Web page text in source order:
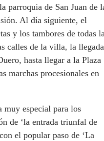
parroquia de San Juan de
Al día siguiente, el
y los tambores de todas
calles de la villa, la llegada
hasta llegar a la Plaza
marchas procesionales en
muy especial para los
de ‘la entrada triunfal de
el popular paso de ‘La